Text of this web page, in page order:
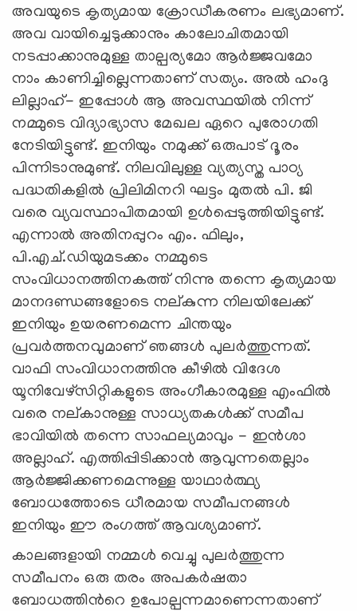
അവയുടെ കൃത്യമായ ക്രോഡീകരണം ലഭ്യമാണ്.
അവ വായിച്ചെടുക്കാനും കാലോചിതമായി
നടപ്പാക്കാനുമുള്ള താല്പര്യമോ ആര്‍ജ്ജവമോ
നാം കാണിച്ചില്ലെന്നതാണ് സത്യം. അല്‍ ഹംദു
ലില്ലാഹ്- ഇപ്പോള്‍ ആ അവസ്ഥയില്‍ നിന്ന്
നമ്മുടെ വിദ്യാഭ്യാസ മേഖല ഏറെ പുരോഗതി
നേടിയിട്ടുണ്ട്. ഇനിയും നമുക്ക് ഒരുപാട് ദൂരം
പിന്നിടാനുമുണ്ട്. നിലവിലുള്ള വ്യത്യസ്ത പാഠ്യ
പദ്ധതികളില്‍ പ്രിലിമിനറി ഘട്ടം മുതല്‍ പി. ജി
വരെ വ്യവസ്ഥാപിതമായി ഉള്‍പ്പെടുത്തിയിട്ടുണ്ട്.
എന്നാല്‍ അതിനപ്പുറം എം. ഫിലും,
പി.എച്.ഡിയുമടക്കം നമ്മുടെ
സംവിധാനത്തിനകത്ത് നിന്നു തന്നെ കൃത്യമായ
മാനദണ്ഡങ്ങളോടെ നല്കുന്ന നിലയിലേക്ക്
ഇനിയും ഉയരണമെന്ന ചിന്തയും
പ്രവര്‍ത്തനവുമാണ് ഞങ്ങള്‍ പുലര്‍ത്തുന്നത്.
വാഫി സംവിധാനത്തിനു കീഴില്‍ വിദേശ
യൂനിവേഴ്സിറ്റികളുടെ അംഗീകാരമുള്ള എംഫില്‍
വരെ നല്കാനുള്ള സാധ്യതകള്‍ക്ക് സമീപ
ഭാവിയില്‍ തന്നെ സാഫല്യമാവും - ഇന്‍ശാ
അല്ലാഹ്. എത്തിപ്പിടിക്കാന്‍ ആവുന്നതെല്ലാം
ആര്‍ജ്ജിക്കണമെന്നുള്ള യാഥാര്‍ത്ഥ്യ
ബോധത്തോടെ ധീരമായ സമീപനങ്ങള്‍
ഇനിയും ഈ രംഗത്ത് ആവശ്യമാണ്.
കാലങ്ങളായി നമ്മള്‍ വെച്ചു പുലര്‍ത്തുന്ന
സമീപനം ഒരു തരം അപകര്‍ഷതാ
ബോധത്തിന്‍റെ ഉപോല്പന്നമാണെന്നതാണ്